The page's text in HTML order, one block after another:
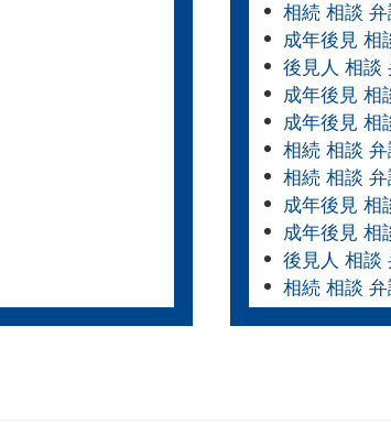
相続 相談
成年後見 相
後見人 相談
成年後見 相
成年後見 相
相続 相談
相続 相談
成年後見 相
成年後見 相
後見人 相談
相続 相談